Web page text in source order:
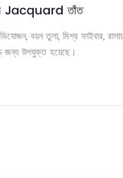
Jacquard তাঁত
বয়ন তুলা, মিশ্র ফাইবার,
উপযুক্ত হয়েছে।